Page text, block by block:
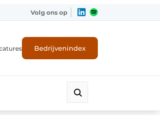
Volg ons op
Bedrijvenindex